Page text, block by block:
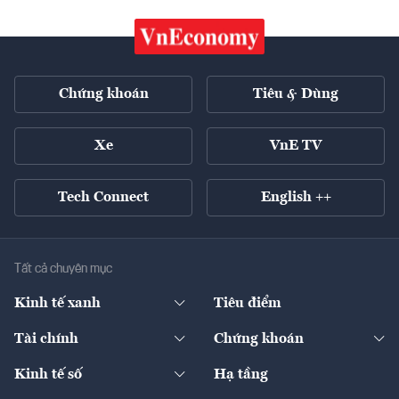
Chứng khoán Tiêu & Dùng
Xe VnE TV
Tech Connect English ++
Tất cả chuyên mục
Kinh tế xanh Tiêu điểm
Tài chính
Ngân hàng
Chứng khoán
Doanh nghiệp niêm yết
Kinh tế số Hạ tầng